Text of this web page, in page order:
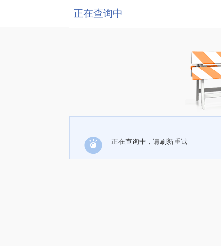
正在查询中
正在查询中，请刷新重试